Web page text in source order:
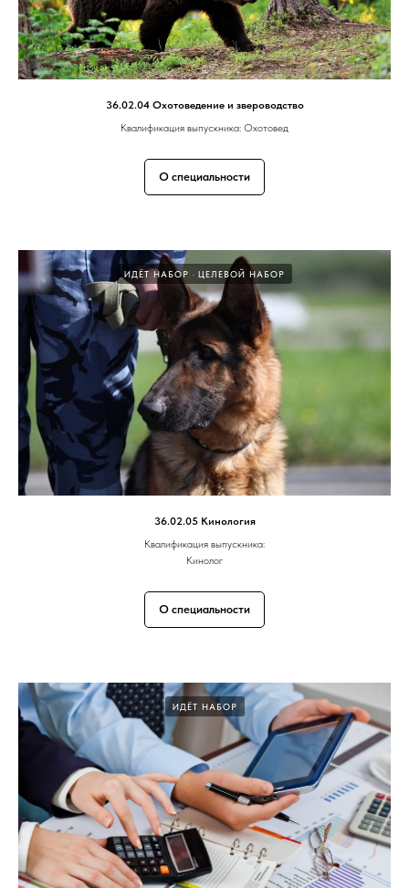
36.02.04 Охотоведение и звероводство
Квалификация выпускника: Охотовед
О специальности
ИДЁТ НАБОР ЦЕЛЕВОЙ НАБОР
36.02.05 Кинология
Квалификация выпускника:
Кинолог
О специальности
ИДЁТ НАБОР